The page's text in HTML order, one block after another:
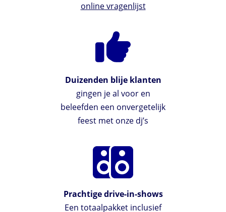
online vragenlijst
Duizenden blije klanten
gingen je al voor en
beleefden een onvergetelijk
feest met onze dj’s
Prachtige drive-in-shows
Een totaalpakket inclusief